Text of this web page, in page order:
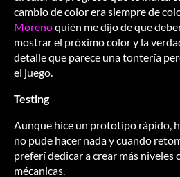
cambio de color era siempre de
Morenoquién me dijo de que
mostrar el próximo color y la
detalle que parece una tontería
el juego.
Testing
Aunque hice un prototipo rápido,
no pude hacer nada y cuando
preferí dedicar a crear más niveles
mécanicas.